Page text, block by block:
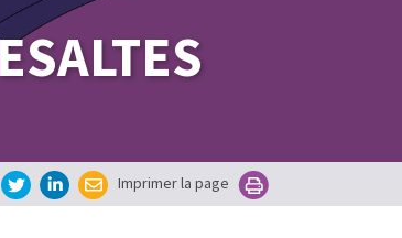
Imprimer la page